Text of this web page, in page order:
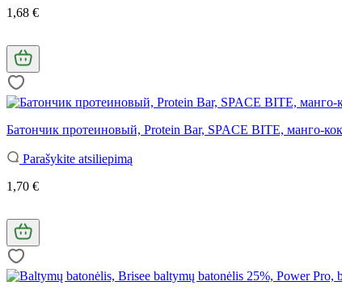
1,68 €
Батончик протеиновый, Protein Bar, SPACE BITE, манго-
Parašykite atsiliepimą
1,70 €